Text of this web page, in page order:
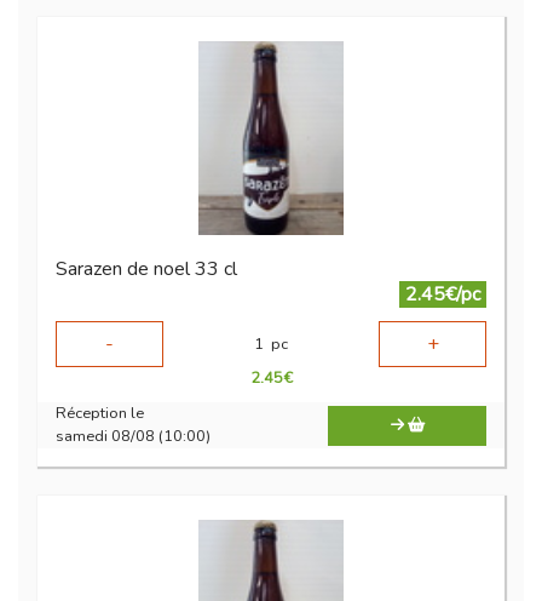
Sarazen de noel 33 cl
2.45€/pc
-
1 pc +
2.45€
Réception le
samedi 08/08 (10:00)